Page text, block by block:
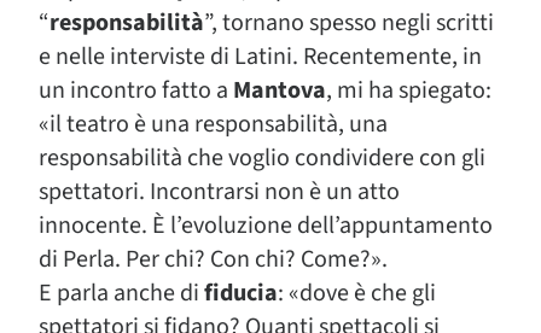
“responsabilità”, tornano spesso negli scritti
e nelle interviste di Latini. Recentemente, in
un incontro fatto a Mantova, mi ha spiegato:
«il teatro è una responsabilità, una
responsabilità che voglio condividere con gli
spettatori. Incontrarsi non è un atto
innocente. È l’evoluzione dell’appuntamento
di Perla. Per chi? Con chi? Come?».
E parla anche difiducia: «dove è che gli